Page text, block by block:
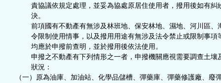
責協議依規定處理，並妥為協處原居住使用者，撥用後如有糾
決。
前項國有不動產有無涉及林班地、保安林地、濕地、河川區、
令限制使用情事，以及撥用用途有無涉及法令禁止或限制事項
均應於申撥前查明，並於撥用後依法使用。
申撥之不動產有下列情形之一者，申撥機關應視需要調查土壤
狀況：
（一）原為油庫、加油站、化學品儲槽、彈藥庫、彈藥修護廠、廢